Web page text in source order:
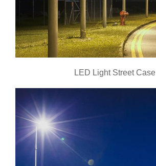
LED Light Street Case